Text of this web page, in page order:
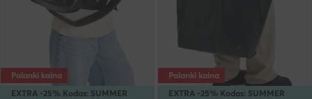
EXTRA -25% Kodas: SUMMER
Palanki kaina
EXTRA -25% Kodas: SUMMER
Palanki kaina